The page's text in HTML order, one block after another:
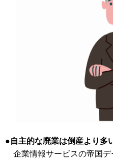
自主的な廃業は倒産より多
企業情報サービスの帝国